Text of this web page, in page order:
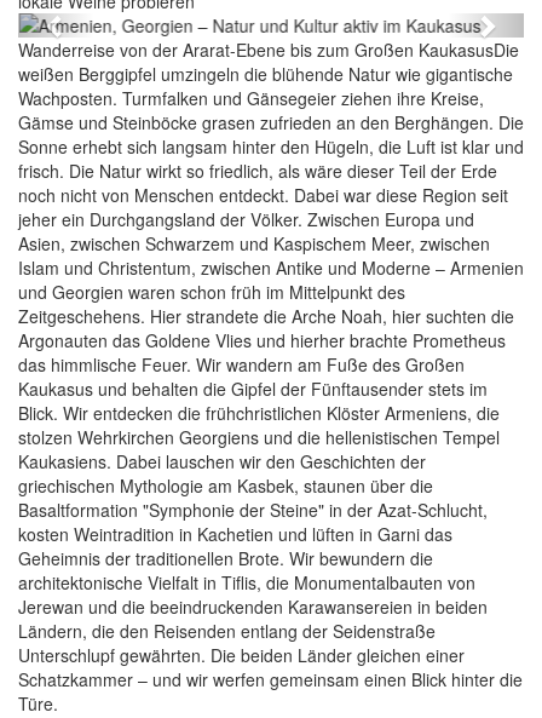
Previous Next
Wanderreise von der Ararat-Ebene bis zum Großen KaukasusDie
weißen Berggipfel umzingeln die blühende Natur wie gigantische
Wachposten. Turmfalken und Gänsegeier ziehen ihre Kreise,
Gämse und Steinböcke grasen zufrieden an den Berghängen. Die
Sonne erhebt sich langsam hinter den Hügeln, die Luft ist klar und
frisch. Die Natur wirkt so friedlich, als wäre dieser Teil der Erde
noch nicht von Menschen entdeckt. Dabei war diese Region seit
jeher ein Durchgangsland der Völker. Zwischen Europa und
Asien, zwischen Schwarzem und Kaspischem Meer, zwischen
Islam und Christentum, zwischen Antike und Moderne – Armenien
und Georgien waren schon früh im Mittelpunkt des
Zeitgeschehens. Hier strandete die Arche Noah, hier suchten die
Argonauten das Goldene Vlies und hierher brachte Prometheus
das himmlische Feuer. Wir wandern am Fuße des Großen
Kaukasus und behalten die Gipfel der Fünftausender stets im
Blick. Wir entdecken die frühchristlichen Klöster Armeniens, die
stolzen Wehrkirchen Georgiens und die hellenistischen Tempel
Kaukasiens. Dabei lauschen wir den Geschichten der
griechischen Mythologie am Kasbek, staunen über die
Basaltformation "Symphonie der Steine" in der Azat-Schlucht,
kosten Weintradition in Kachetien und lüften in Garni das
Geheimnis der traditionellen Brote. Wir bewundern die
architektonische Vielfalt in Tiflis, die Monumentalbauten von
Jerewan und die beeindruckenden Karawansereien in beiden
Ländern, die den Reisenden entlang der Seidenstraße
Unterschlupf gewährten. Die beiden Länder gleichen einer
Schatzkammer – und wir werfen gemeinsam einen Blick hinter die
Türe.